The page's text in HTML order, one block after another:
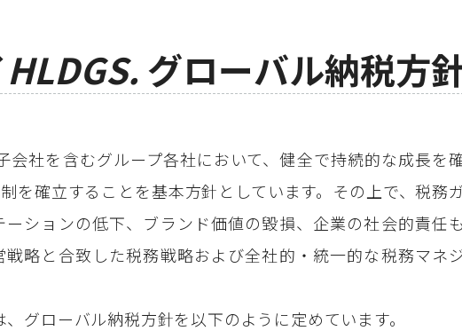
HLDGS.グローバル納税方
会社を含むグループ各社において、健全で持続的な成長を
を確立することを基本方針としています。その上で、税務ガ
ションの低下、ブランド価値の毀損、企業の社会的責任も
略と合致した税務戦略および全社的・統一的な税務マネ
、グローバル納税方針を以下のように定めています。